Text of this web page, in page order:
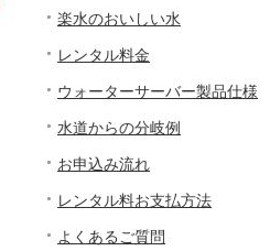
楽水のおいしい水
レンタル料金
ウォーターサーバー製品仕様
水道からの分岐例
お申込み流れ
レンタル料お支払方法
よくあるご質問